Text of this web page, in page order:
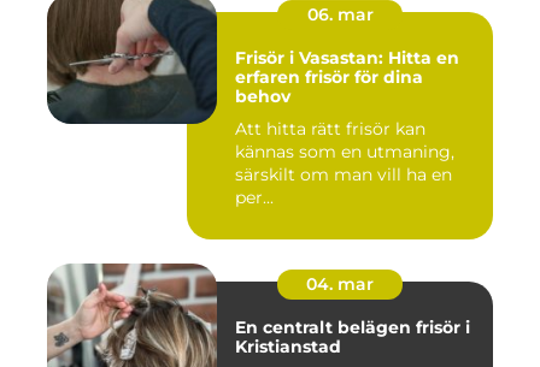
06. mar
Frisör i Vasastan: Hitta en
erfaren frisör för dina
behov
Att hitta rätt frisör kan
kännas som en utmaning,
särskilt om man vill ha en
per...
04. mar
En centralt belägen frisör i
Kristianstad